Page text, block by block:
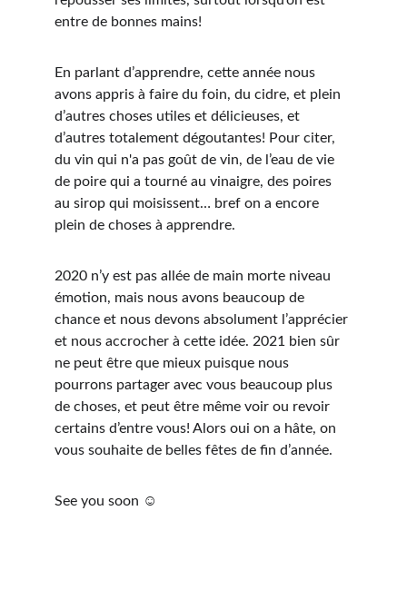
entre de bonnes mains!
En parlant d’apprendre, cette année nous
avons appris à faire du foin, du cidre, et plein
d’autres choses utiles et délicieuses, et
d’autres totalement dégoutantes! Pour citer,
du vin qui n'a pas goût de vin, de l’eau de vie
de poire qui a tourné au vinaigre, des poires
au sirop qui moisissent… bref on a encore
plein de choses à apprendre.
2020 n’y est pas allée de main morte niveau
émotion, mais nous avons beaucoup de
chance et nous devons absolument l’apprécier
et nous accrocher à cette idée. 2021 bien sûr
ne peut être que mieux puisque nous
pourrons partager avec vous beaucoup plus
de choses, et peut être même voir ou revoir
certains d’entre vous! Alors oui on a hâte, on
vous souhaite de belles fêtes de fin d’année.
See you soon ☺